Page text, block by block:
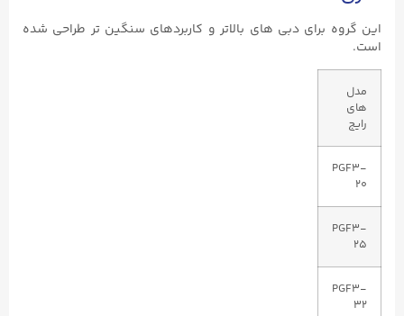
این گروه برای دبی ‌های بالاتر و کاربردهای سنگین ‌تر طراحی شده
است.
مدل‌
های
رایج
PGF3-
20
PGF3-
25
PGF3-
32